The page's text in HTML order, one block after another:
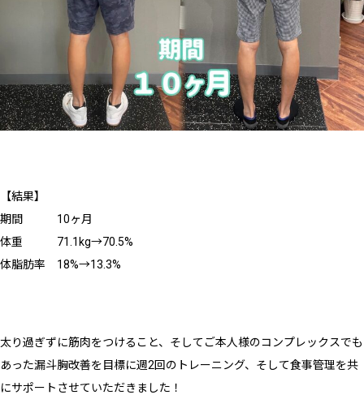
【結果】
期間 10ヶ月
体重 71.1kg→70.5%
体脂肪率 18%→13.3%
太り過ぎずに筋肉をつけること、そしてご本人様のコンプレックスでも
あった漏斗胸改善を目標に週2回のトレーニング、そして食事管理を共
にサポートさせていただきました！